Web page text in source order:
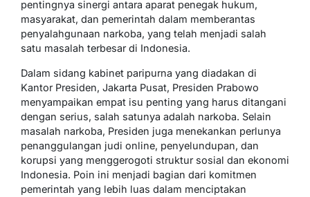
pentingnya sinergi antara aparat penegak hukum,
masyarakat, dan pemerintah dalam memberantas
penyalahgunaan narkoba, yang telah menjadi salah
satu masalah terbesar di Indonesia.
Dalam sidang kabinet paripurna yang diadakan di
Kantor Presiden, Jakarta Pusat, Presiden Prabowo
menyampaikan empat isu penting yang harus ditangani
dengan serius, salah satunya adalah narkoba. Selain
masalah narkoba, Presiden juga menekankan perlunya
penanggulangan judi online, penyelundupan, dan
korupsi yang menggerogoti struktur sosial dan ekonomi
Indonesia. Poin ini menjadi bagian dari komitmen
pemerintah yang lebih luas dalam menciptakan